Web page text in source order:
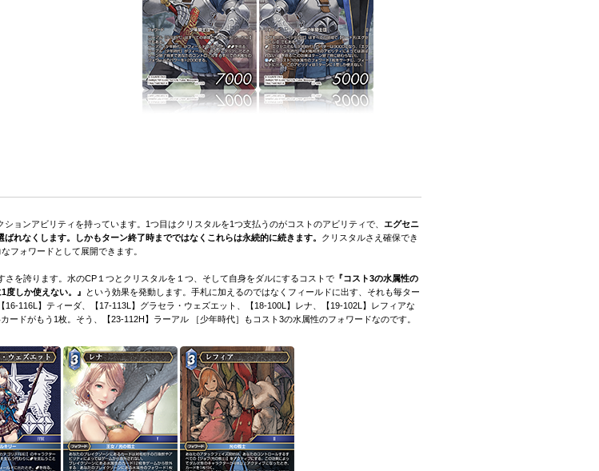
ョンアビリティを持っています。1つ目はクリスタルを1つ支払うのがコストのアビリティで、 エグセニ
れなくします。しかもターン終了時までではなくこれらは永続的に続きます。 クリスタルさえ確保でき
フォワードとして展開できます。
を誇ります。水のCP１つとクリスタルを１つ、そして自身をダルにするコストで 『コスト3の水属性の
しか使えない。』
という効果を発動します。手札に加えるのではなくフィールドに出す、それも毎ター
116L】ティーダ、【17-113L】グラセラ・ウェズエット、【18-100L】レナ、【19-102L】レフィアな
ドがもう1枚。そう、【23-112H】ラーアル ［少年時代］もコスト3の水属性のフォワードなのです。